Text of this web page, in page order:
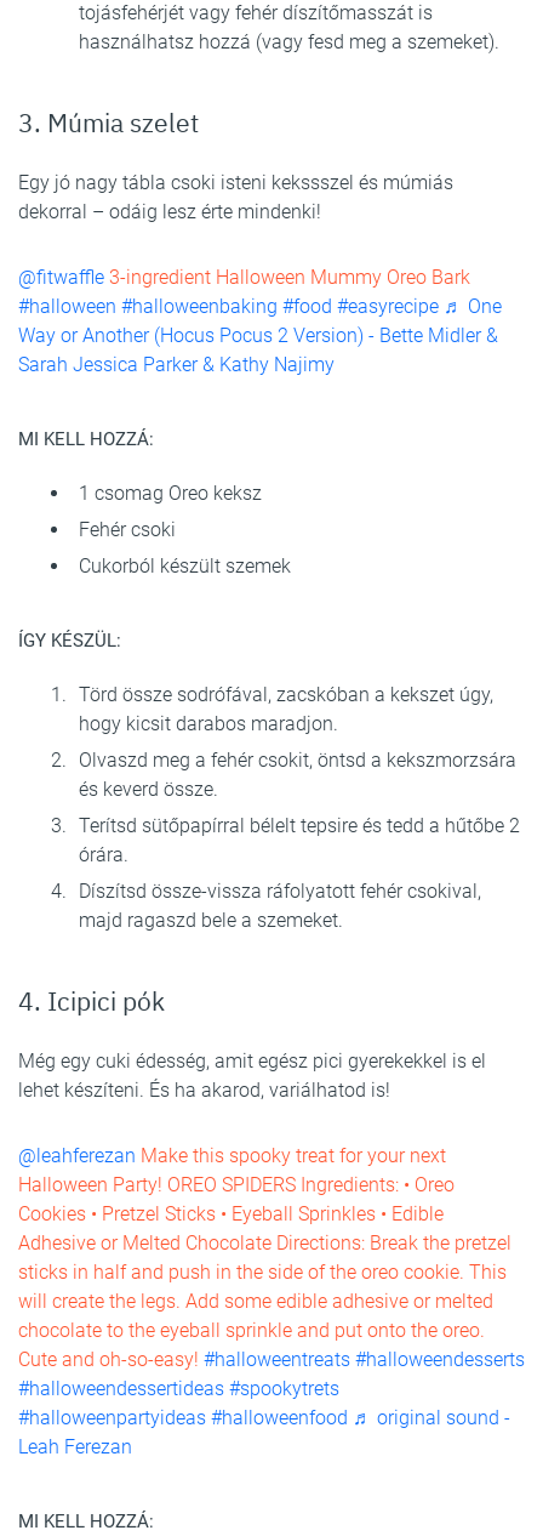
tojásfehérjét vagy fehér díszítőmasszát is
használhatsz hozzá (vagy fesd meg a szemeket).
3. Múmia szelet
Egy jó nagy tábla csoki isteni kekssszel és múmiás
dekorral – odáig lesz érte mindenki!
@fitwaffle 3-ingredient Halloween Mummy Oreo Bark
#halloween #halloweenbaking #food #easyrecipe ♬ One
Way or Another (Hocus Pocus 2 Version) - Bette Midler &
Sarah Jessica Parker & Kathy Najimy
MI KELL HOZZÁ:
1 csomag Oreo keksz
Fehér csoki
Cukorból készült szemek
ÍGY KÉSZÜL:
Törd össze sodrófával, zacskóban a kekszet úgy,
hogy kicsit darabos maradjon.
Olvaszd meg a fehér csokit, öntsd a kekszmorzsára
és keverd össze.
Terítsd sütőpapírral bélelt tepsire és tedd a hűtőbe 2
órára.
Díszítsd össze-vissza ráfolyatott fehér csokival,
majd ragaszd bele a szemeket.
4. Icipici pók
Még egy cuki édesség, amit egész pici gyerekekkel is el
lehet készíteni. És ha akarod, variálhatod is!
@leahferezan Make this spooky treat for your next
Halloween Party! OREO SPIDERS Ingredients: • Oreo
Cookies • Pretzel Sticks • Eyeball Sprinkles • Edible
Adhesive or Melted Chocolate Directions: Break the pretzel
sticks in half and push in the side of the oreo cookie. This
will create the legs. Add some edible adhesive or melted
chocolate to the eyeball sprinkle and put onto the oreo.
Cute and oh-so-easy! #halloweentreats #halloweendesserts
#halloweendessertideas #spookytrets
#halloweenpartyideas #halloweenfood ♬ original sound -
Leah Ferezan
MI KELL HOZZÁ: